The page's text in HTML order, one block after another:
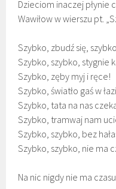
Dzieciom inaczej płynie
Wawiłow w wierszu pt.
Szybko, zbudź się,
Szybko, szybko, stygnie
Szybko, zęby myj i ręce!
Szybko, światło gaś w
Szybko, tata na nas
Szybko, tramwaj nam
Szybko, szybko, bez
Szybko, szybko, nie ma
Na nic nigdy nie ma